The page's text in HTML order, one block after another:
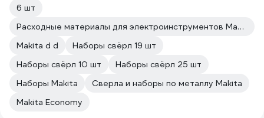
6 шт
Расходные материалы для электроинструментов Makita
Makita d d
Наборы свёрл 19 шт
Наборы свёрл 10 шт
Наборы свёрл 25 шт
Наборы Makita
Сверла и наборы по металлу Makita
Makita Economy